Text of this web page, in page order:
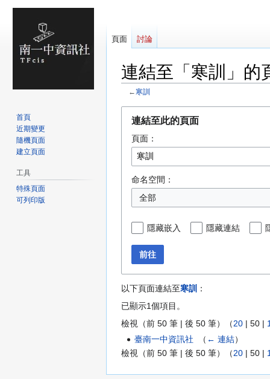
連結至「寒訓」的
←寒訓
連結至此的頁面
頁面：
命名空間：
全部
隱藏嵌入 隱藏連結
前往
以下頁面連結至寒訓
：
已顯示1個項目。
檢視（前 50 筆 | 後 50 筆）（20 | 50 |
臺南一中資訊社
（ ← 連結）
檢視（前 50 筆 | 後 50 筆）（20 | 50 |
頁面 討論
首頁
近期變更
隨機頁面
建立頁面
工具
特殊頁面
可列印版